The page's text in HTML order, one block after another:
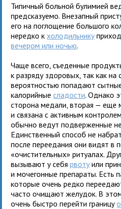
Типичный больной булимией
предсказуемо. Внезапный
его на поглощение большого
нередко к холодильнику
вечером или ночью.
Чаще всего, съеденные
к разряду здоровых, так как на
вероятностью попадают
калорийныесладости. Однако
сторона медали, вторая — еще
и связана с активным
обычно ведут подверженные
Единственный способ не
после переедания они видят в
«очистительных» ритуалах.
вызывают у себярвоту или
и мочегонные препараты. Есть
которые очень редко
часто очищают желудок. В
очень быстро перейти границу